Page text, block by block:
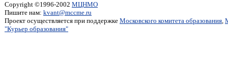
Copyright ©1996-2002 МЦНМО
Пишите нам: kvant@mccme.ru
Проект осуществляется при поддержке Московского комитета образования,
"Курьер образования"